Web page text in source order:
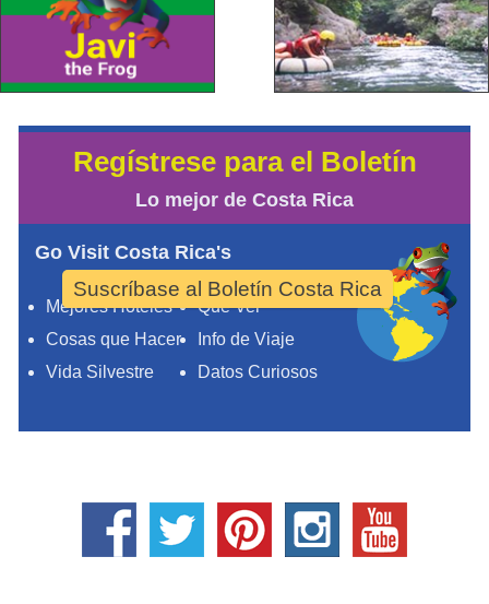
Regístrese para el Boletín
Lo mejor de Costa Rica
Go Visit Costa Rica's
Mejores Hoteles
Qué Ver
Cosas que Hacer
Info de Viaje
Vida Silvestre
Datos Curiosos
Suscríbase al Boletín Costa Rica